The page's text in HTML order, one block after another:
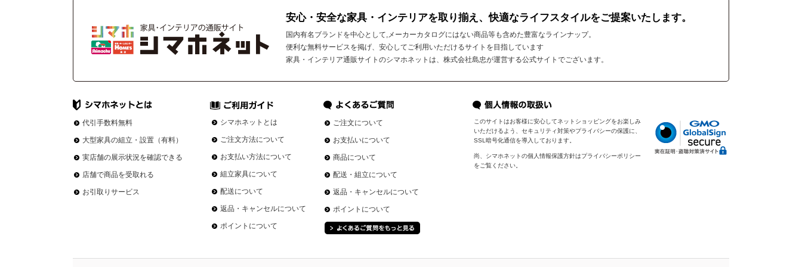
安心・安全な家具・インテリアを取り揃え、快適なライフスタイルをご提案いたします。
国内有名ブランドを中心として,メーカーカタログにはない商品等も含めた豊富なラインナップ。
便利な無料サービスを掲げ、安心してご利用いただけるサイトを目指しています
家具・インテリア通販サイトのシマホネットは、株式会社島忠が運営する公式サイトでございます。
代引手数料無料
大型家具の組立・設置（有料）
実店舗の展示状況を確認できる
店舗で商品を受取れる
お引取りサービス
シマホネットとは
ご注文方法について
お支払い方法について
組立家具について
配送について
返品・キャンセルについて
ポイントについて
ご注文について
お支払いについて
商品について
配送・組立について
返品・キャンセルについて
ポイントについて
このサイトはお客様に安心してネットショッピングをお楽しみ
いただけるよう、セキュリティ対策やプライバシーの保護に、
SSL暗号化通信を導入しております。
尚、シマホネットの個人情報保護方針はプライバシーポリシー
をご覧ください。